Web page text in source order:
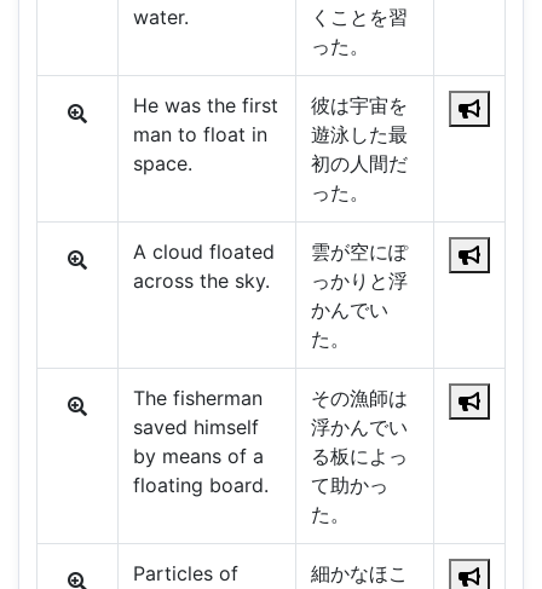
water.
くことを習
った。
He was the first
man to float in
space.
彼は宇宙を
遊泳した最
初の人間だ
った。
A cloud floated
across the sky.
雲が空にぽ
っかりと浮
かんでい
た。
The fisherman
saved himself
by means of a
floating board.
その漁師は
浮かんでい
る板によっ
て助かっ
た。
Particles of
細かなほこ